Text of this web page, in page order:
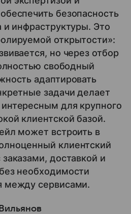
безопасность
и инфраструктуры. Это
открытости»:
но через отбор
свободный
адаптировать
задачи делает
для крупного
клиентской базой.
может встроить в
клиентский
доставкой и
необходимости
между сервисами.